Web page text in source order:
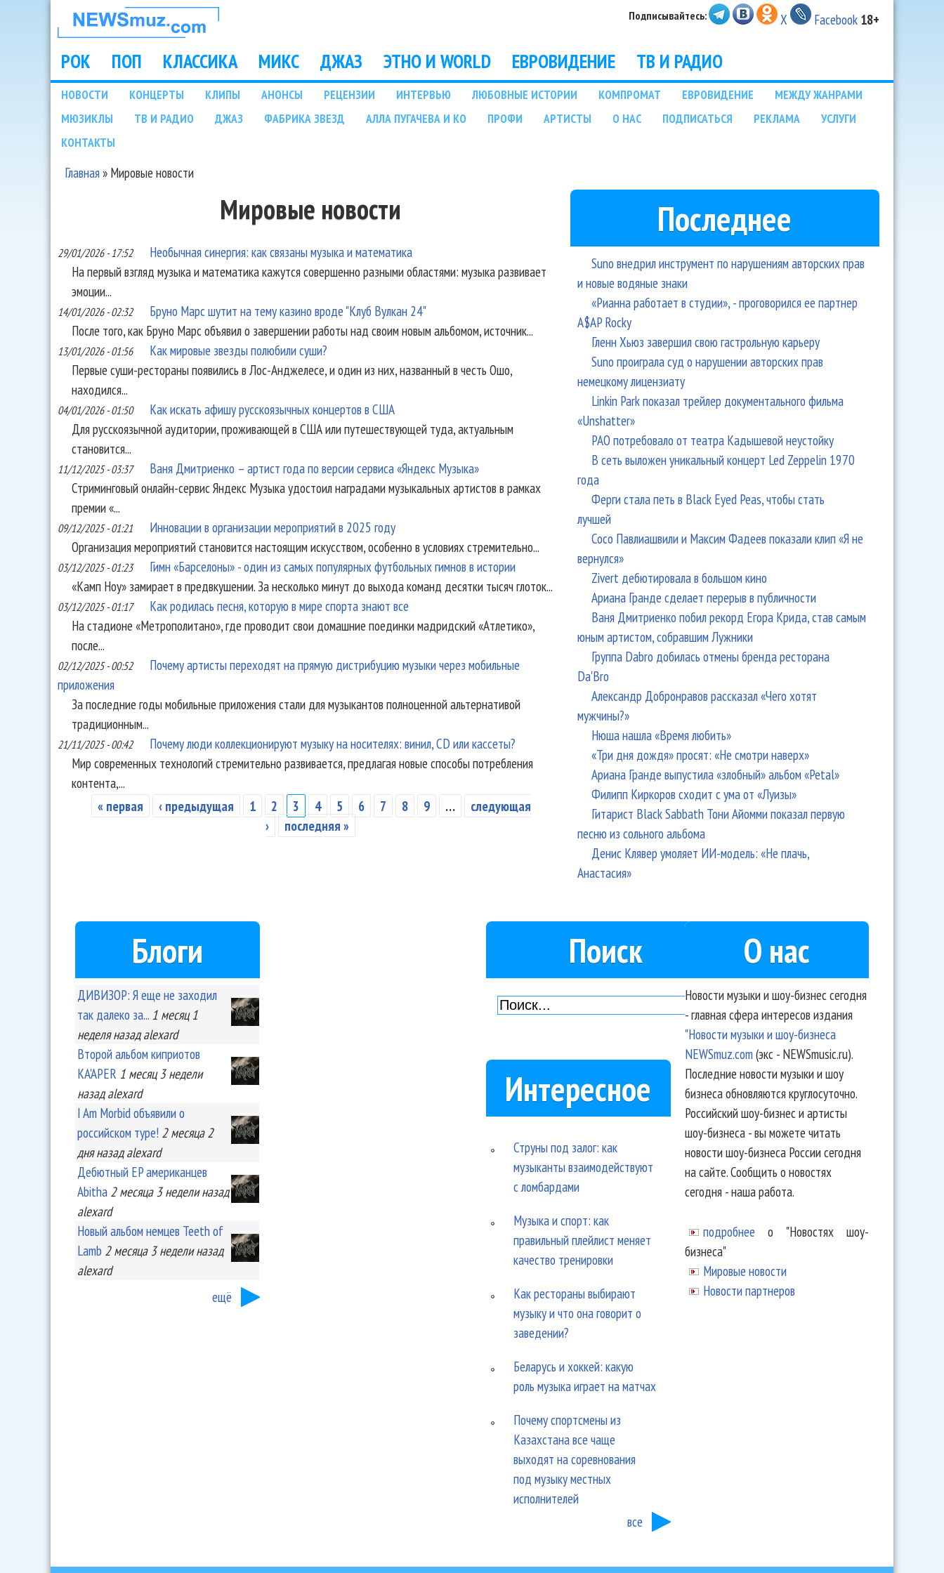
НОВОСТИ
МУЗЫКИ И
ШОУ БИЗНЕСА
NEWSMUZ.COM
Подписывайтесь: X Facebook 18+
Main menu
РОК ПОП КЛАССИКА МИКС ДЖАЗ ЭТНО И WORLD ЕВРОВИДЕНИЕ ТВ И РАДИО
Подразделы
НОВОСТИ КОНЦЕРТЫ КЛИПЫ АНОНСЫ РЕЦЕНЗИИ ИНТЕРВЬЮ ЛЮБОВНЫЕ ИСТОРИИ КОМПРОМАТ ЕВРОВИДЕНИЕ
МЕЖДУ ЖАНРАМИ
МЮЗИКЛЫ
ТВ И РАДИО ДЖАЗ ФАБРИКА ЗВЕЗД АЛЛА ПУГАЧЕВА И КО ПРОФИ АРТИСТЫ О НАС ПОДПИСАТЬСЯ РЕКЛАМА
УСЛУГИ
КОНТАКТЫ
Вы здесь
Главная» Мировые новости
Мировые новости
29/01/2026 - 17:52
Необычная синергия: как связаны музыка и математика
На первый взгляд музыка и математика кажутся совершенно разными областями: музыка развивает
эмоции...
14/01/2026 - 02:32
Бруно Марс шутит на тему казино вроде "Клуб Вулкан 24"
После того, как Бруно Марс объявил о завершении работы над своим новым альбомом, источник...
13/01/2026 - 01:56
Как мировые звезды полюбили суши?
Первые суши-рестораны появились в Лос-Анджелесе, и один из них, названный в честь Ошо,
находился...
04/01/2026 - 01:50
Как искать афишу русскоязычных концертов в США
Для русскоязычной аудитории, проживающей в США или путешествующей туда, актуальным
становится...
11/12/2025 - 03:37
Ваня Дмитриенко – артист года по версии сервиса «Яндекс Музыка»
Стриминговый онлайн-сервис Яндекс Музыка удостоил наградами музыкальных артистов в рамках
премии «...
09/12/2025 - 01:21
Инновации в организации мероприятий в 2025 году
Организация мероприятий становится настоящим искусством, особенно в условиях стремительно...
03/12/2025 - 01:23
Гимн «Барселоны» - один из самых популярных футбольных гимнов в истории
«Камп Ноу» замирает в предвкушении. За несколько минут до выхода команд десятки тысяч глоток...
03/12/2025 - 01:17
Как родилась песня, которую в мире спорта знают все
На стадионе «Метрополитано», где проводит свои домашние поединки мадридский «Атлетико»,
после...
02/12/2025 - 00:52
Почему артисты переходят на прямую дистрибуцию музыки через мобильные
приложения
За последние годы мобильные приложения стали для музыкантов полноценной альтернативой
традиционным...
21/11/2025 - 00:42
Почему люди коллекционируют музыку на носителях: винил, CD или кассеты?
Мир современных технологий стремительно развивается, предлагая новые способы потребления
контента,...
« первая ‹ предыдущая 1 2 3 4 5 6 7 8 9 …
следующая
›
последняя »
Последнее
Suno внедрил инструмент по нарушениям авторских прав
и новые водяные знаки
«Рианна работает в студии», - проговорился ее партнер
A$AP Rocky
Гленн Хьюз завершил свою гастрольную карьеру
Suno проиграла суд о нарушении авторских прав
немецкому лицензиату
Linkin Park показал трейлер документального фильма
«Unshatter»
РАО потребовало от театра Кадышевой неустойку
В сеть выложен уникальный концерт Led Zeppelin 1970
года
Ферги стала петь в Black Eyed Peas, чтобы стать
лучшей
Сосо Павлиашвили и Максим Фадеев показали клип «Я не
вернулся»
Zivert дебютировала в большом кино
Ариана Гранде сделает перерыв в публичности
Ваня Дмитриенко побил рекорд Егора Крида, став самым
юным артистом, собравшим Лужники
Группа Dabro добилась отмены бренда ресторана
Da'Bro
Александр Добронравов рассказал «Чего хотят
мужчины?»
Нюша нашла «Время любить»
«Три дня дождя» просят: «Не смотри наверх»
Ариана Гранде выпустила «злобный» альбом «Petal»
Филипп Киркоров сходит с ума от «Луизы»
Гитарист Black Sabbath Тони Айомми показал первую
песню из сольного альбома
Денис Клявер умоляет ИИ-модель: «Не плачь,
Анастасия»
Блоги
ДИВИЗОР: Я еще не заходил
так далеко за... 1 месяц 1
неделяназад alexard
Второй альбом киприотов
KA'APER 1 месяц 3 недели
назад alexard
I Am Morbid объявили о
российском туре! 2 месяца 2
дняназад alexard
Дебютный EP американцев
Abitha 2 месяца 3 неделиназад
alexard
Новый альбом немцев Teeth of
Lamb 2 месяца 3 неделиназад
alexard
ещё
Поиск
Интересное
Струны под залог: как
музыканты взаимодействуют
с ломбардами
Музыка и спорт: как
правильный плейлист меняет
качество тренировки
Как рестораны выбирают
музыку и что она говорит о
заведении?
Беларусь и хоккей: какую
роль музыка играет на матчах
Почему спортсмены из
Казахстана все чаще
выходят на соревнования
под музыку местных
исполнителей
все
О нас
Новости музыки и шоу-бизнес сегодня
- главная сфера интересов издания
"Новости музыки и шоу-бизнеса
NEWSmuz.com(экс - NEWSmusic.ru).
Последние новости музыки и шоу
бизнеса обновляются круглосуточно.
Российский шоу-бизнес и артисты
шоу-бизнеса - вы можете читать
новости шоу-бизнеса России сегодня
на сайте. Сообщить о новостях
сегодня - наша работа.
подробнее о "Новостях шоу-
бизнеса"
Мировые новости
Новости партнеров